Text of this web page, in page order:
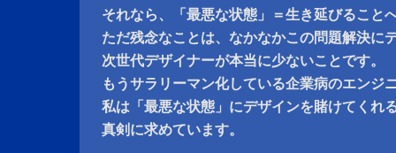
それなら、「最悪な状態」＝生き延びること
ただ残念なことは、なかなかこの問題解決に
次世代デザイナーが本当に少ないことです。
もうサラリーマン化している企業病のエンジ
私は「最悪な状態」にデザインを賭けてくれ
真剣に求めています。